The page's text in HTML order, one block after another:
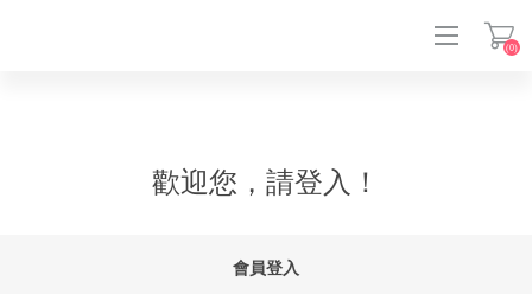
(0)
歡迎您，請登入！
會員登入